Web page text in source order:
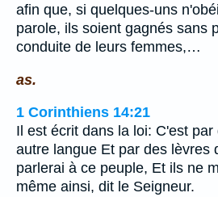
afin que, si quelques-uns
parole, ils soient gagnés sans
conduite de leurs femmes,…
as.
1 Corinthiens 14:21
Il est écrit dans la loi: C'est
autre langue Et par des lèvres
parlerai à ce peuple, Et ils ne
même ainsi, dit le Seigneur.